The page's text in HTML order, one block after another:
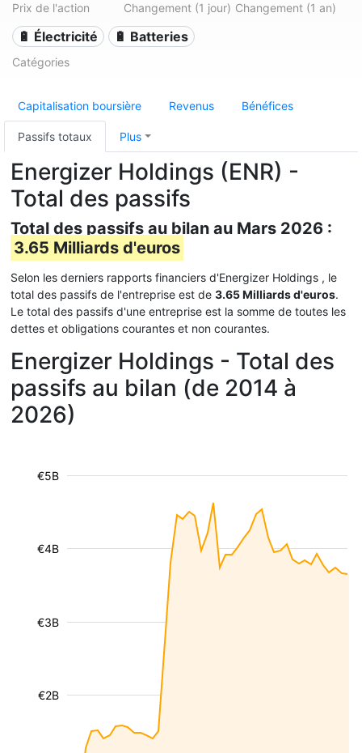
Prix de l'action Changement (1 jour) Changement (1 an)
🔋 Électricité 🔋 Batteries
Catégories
Capitalisation boursière Revenus Bénéfices
Passifs totaux Plus
Energizer Holdings (ENR) -
Total des passifs
Total des passifs au bilan au Mars 2026 :
3.65 Milliards d'euros
Selon les derniers rapports financiers d'Energizer Holdings , le
total des passifs de l'entreprise est de 3.65 Milliards d'euros.
Le total des passifs d'une entreprise est la somme de toutes les
dettes et obligations courantes et non courantes.
Energizer Holdings - Total des
passifs au bilan (de 2014 à
2026)
€2B
€3B
€4B
€5B